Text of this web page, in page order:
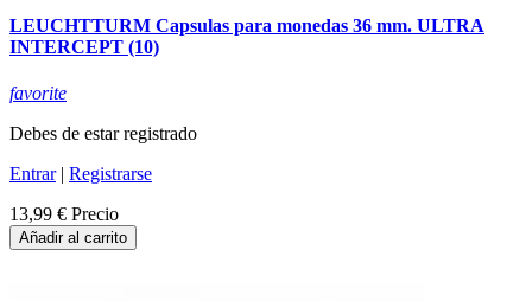
LEUCHTTURM Capsulas para monedas 36 mm. ULTRA
INTERCEPT (10)
favorite
Debes de estar registrado
Entrar| Registrarse
13,99 € Precio
Añadir al carrito